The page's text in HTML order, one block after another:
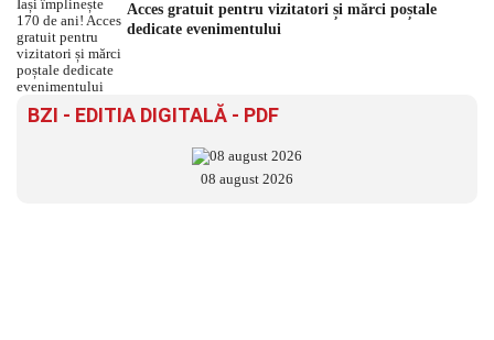
Acces gratuit pentru vizitatori și mărci poștale
dedicate evenimentului
BZI - EDITIA DIGITALĂ - PDF
08 august 2026